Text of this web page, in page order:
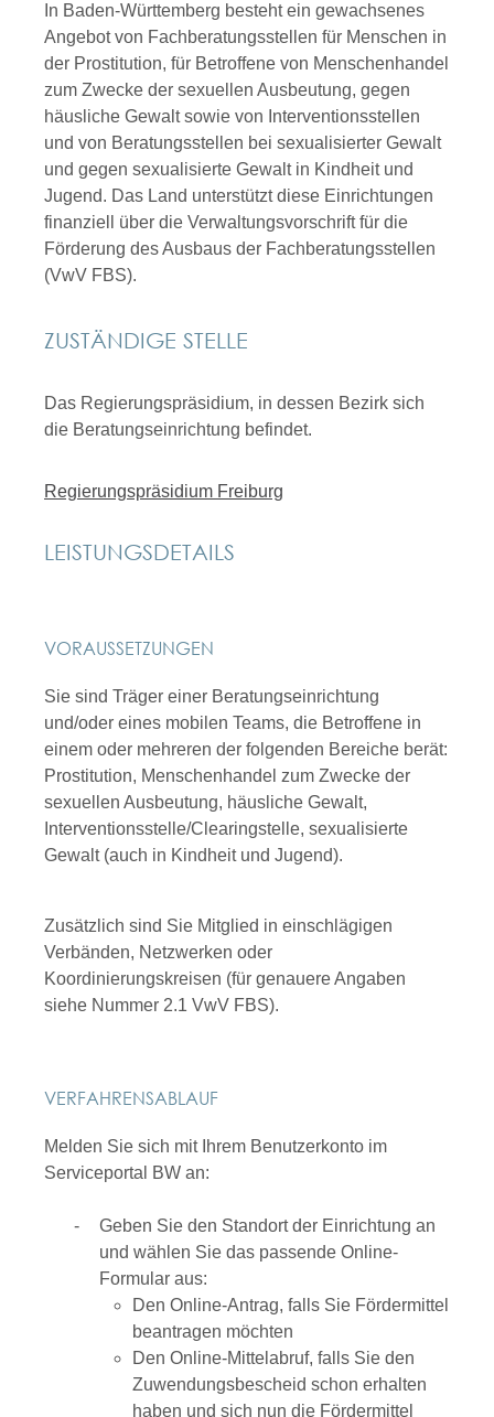
In Baden-Württemberg besteht ein gewachsenes
Angebot von Fachberatungsstellen für Menschen in
der Prostitution, für Betroffene von Menschenhandel
zum Zwecke der sexuellen Ausbeutung, gegen
häusliche Gewalt sowie von Interventionsstellen
und von Beratungsstellen bei sexualisierter Gewalt
und gegen sexualisierte Gewalt in Kindheit und
Jugend. Das Land unterstützt diese Einrichtungen
finanziell über die Verwaltungsvorschrift für die
Förderung des Ausbaus der Fachberatungsstellen
(VwV FBS).
ZUSTÄNDIGE STELLE
Das Regierungspräsidium, in dessen Bezirk sich
die Beratungseinrichtung befindet.
Regierungspräsidium Freiburg
LEISTUNGSDETAILS
VORAUSSETZUNGEN
Sie sind Träger einer Beratungseinrichtung
und/oder eines mobilen Teams, die Betroffene in
einem oder mehreren der folgenden Bereiche berät:
Prostitution, Menschenhandel zum Zwecke der
sexuellen Ausbeutung, häusliche Gewalt,
Interventionsstelle/Clearingstelle, sexualisierte
Gewalt (auch in Kindheit und Jugend).
Zusätzlich sind Sie Mitglied in einschlägigen
Verbänden, Netzwerken oder
Koordinierungskreisen (für genauere Angaben
siehe Nummer 2.1 VwV FBS).
VERFAHRENSABLAUF
Melden Sie sich mit Ihrem Benutzerkonto im
Serviceportal BW an:
Geben Sie den Standort der Einrichtung an
und wählen Sie das passende Online-
Formular aus:
Den Online-Antrag, falls Sie Fördermittel
beantragen möchten
Den Online-Mittelabruf, falls Sie den
Zuwendungsbescheid schon erhalten
haben und sich nun die Fördermittel